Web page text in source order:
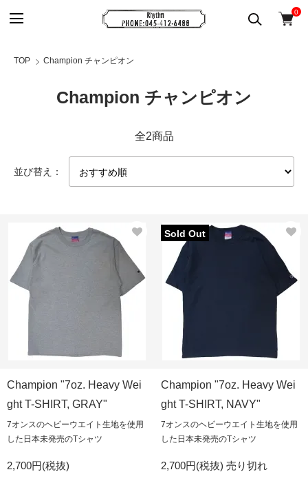
0
TOP Champion チャンピオン
Champion チャンピオン
全2商品
並び替え：
Champion "7oz. Heavy Wei
ght T-SHIRT, GRAY"
7オンスのヘビーウエイト生地を使用
した日本未発売のTシャツ
2,700円(税抜)
Sold Out
Champion "7oz. Heavy Wei
ght T-SHIRT, NAVY"
7オンスのヘビーウエイト生地を使用
した日本未発売のTシャツ
2,700円(税抜) 売り切れ